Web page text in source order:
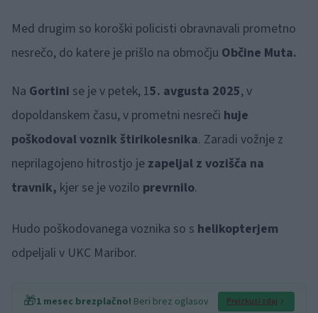
Med drugim so koroški policisti obravnavali prometno
nesrečo, do katere je prišlo na območju Občine Muta.
Na Gortini se je v petek, 15. avgusta 2025, v
dopoldanskem času, v prometni nesreči huje
poškodoval voznik štirikolesnika. Zaradi vožnje z
neprilagojeno hitrostjo je zapeljal z vozišča na
travnik, kjer se je vozilo prevrnilo.
Hudo poškodovanega voznika so s helikopterjem
odpeljali v UKC Maribor.
🎁1 mesec brezplačno! Beri brez oglasov Preizkusi zdaj